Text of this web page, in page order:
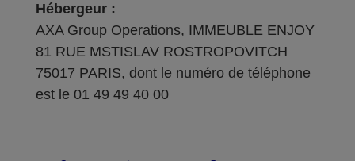
Hébergeur :
AXA Group Operations, IMMEUBLE ENJOY
81 RUE MSTISLAV ROSTROPOVITCH
75017 PARIS, dont le numéro de téléphone
est le 01 49 49 40 00